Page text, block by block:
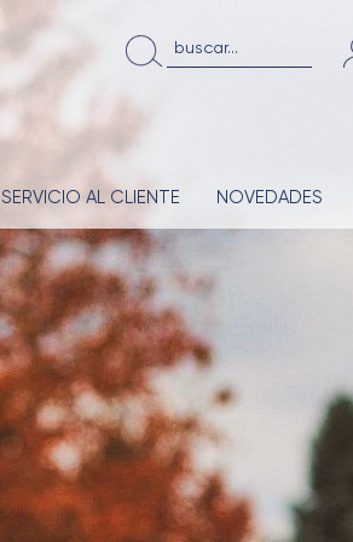
SERVICIO AL CLIENTE NOVEDADES